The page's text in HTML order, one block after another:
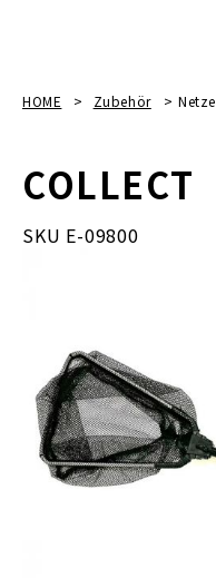
HOME Zubehör Netze
COLLECT
SKU E-09800